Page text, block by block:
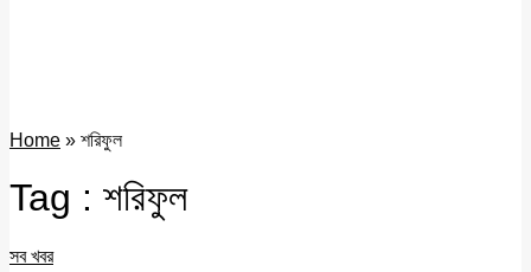
Home » শরিফুল
Tag : শরিফুল
সব খবর